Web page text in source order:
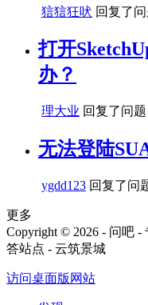
狺狺狂吠 回复了
打开
办？
理大业 回复了问题
无法登陆
ygdd123 回复了问
更多
Copyright © 2026 - 问吧 -
答站点 - 云筑景城
访问桌面版网站